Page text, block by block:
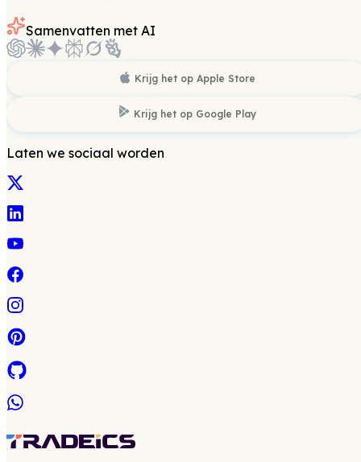
Samenvatten met AI
Krijg het op Apple Store
Krijg het op Google Play
Laten we sociaal worden